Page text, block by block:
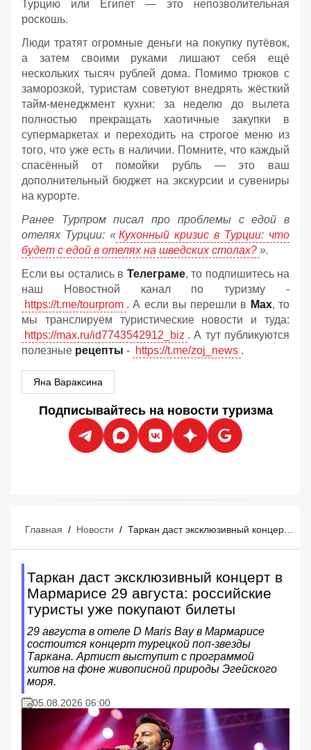
Турцию или Египет — это непозволительная
роскошь.
Люди тратят огромные деньги на покупку путёвок,
а затем своими руками лишают себя ещё
нескольких тысяч рублей дома. Помимо трюков с
заморозкой, туристам советуют внедрять жёсткий
тайм-менеджмент кухни: за неделю до вылета
полностью прекращать хаотичные закупки в
супермаркетах и переходить на строгое меню из
того, что уже есть в наличии. Помните, что каждый
спасённый от помойки рубль — это ваш
дополнительный бюджет на экскурсии и сувениры
на курорте.
Ранее Турпром писал про проблемы с едой в
отелях Турции: « Кухонный кризис в Турции: что
будет с едой в отелях на шведских столах? ».
Если вы остались в Телеграме, то подпишитесь на
наш Новостной канал по туризму -
https://t.me/tourprom . А если вы перешли в Мах, то
мы транслируем туристические новости и туда:
https://max.ru/id7743542912_biz . А тут публикуются
полезные рецепты - https://t.me/zoj_news .
Яна Вараксина
Подписывайтесь на новости туризма
Главная / Новости /
Таркан даст эксклюзивный концерт в
Мармарисе 29 августа: российские
туристы уже покупают билеты
29 августа в отеле D Maris Bay в Мармарисе
состоится концерт турецкой поп-звезды
Таркана. Артист выступит с программой
хитов на фоне живописной природы Эгейского
моря.
05.08.2026 06:00